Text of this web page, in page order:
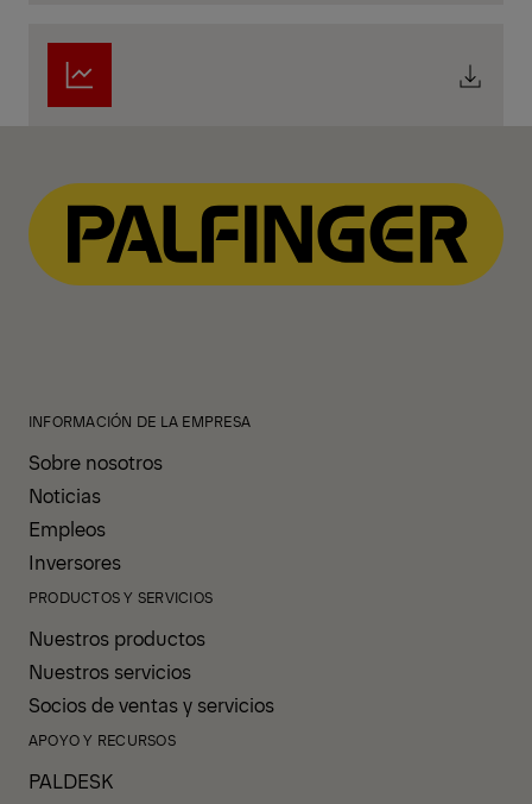
INFORMACIÓN DE LA EMPRESA
Sobre nosotros
Noticias
Empleos
Inversores
PRODUCTOS Y SERVICIOS
Nuestros productos
Nuestros servicios
Socios de ventas y servicios
APOYO Y RECURSOS
PALDESK